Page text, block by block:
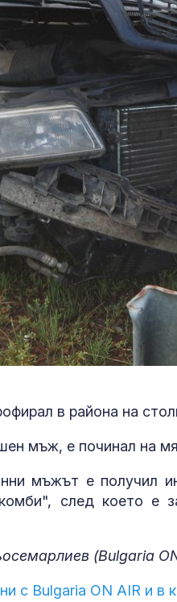
в района на
мъж, е починал на
мъжът е получил
след което е
(Bulgaria
с Bulgaria ON AIR и в